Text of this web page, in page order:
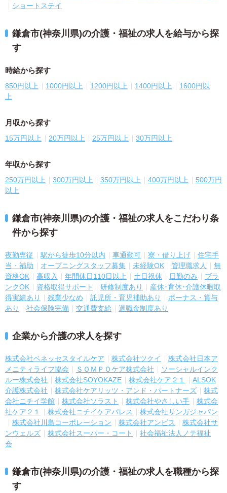
ショートステイ
鎌倉市(神奈川県)の介護・福祉の求人を給与から探
す
時給から探す
850円以上 1000円以上 1200円以上 1400円以上
1600円以
上
月収から探す
15万円以上 20万円以上 25万円以上 30万円以上
年収から探す
250万円以上 300万円以上 350万円以上 400万円以上
500万円
以上
鎌倉市(神奈川県)の介護・福祉の求人をこだわり条
件から探す
夜勤専従 駅から徒歩10分以内 車通勤可 寮・借り上げ
住宅手
当・補助
オープニングスタッフ募集 未経験OK 管理職求人
無
資格OK
高収入 年間休日110日以上 土日祝休 日勤のみ
ブラ
ンクOK
資格取得サポート 研修制度あり
産休･育休･介護休暇取
得実績あり
残業少なめ 託児所・育児補助あり
ボーナス・賞与
あり
社会保険完備 交通費支給 退職金制度あり
企業から介護の求人を探す
株式会社ベネッセスタイルケア 株式会社ツクイ
株式会社日本ア
メニティライフ協会
ＳＯＭＰＯケア株式会社
ソーシャルインク
ルー株式会社
株式会社SOYOKAZE 株式会社ケア２１
ALSOK
介護株式会社
株式会社ケアリッツ・アンド・パートナーズ
株式
会社ニチイ学館
株式会社ソラスト 株式会社やさしい手
株式会
社ケア２１
株式会社ニチイケアパレス
株式会社サンガジャパン
株式会社川島コーポレーション
株式会社アンビス
株式会社サ
ンウェルズ
株式会社スーパー・コート
社会福祉法人ノテ福祉
会
鎌倉市(神奈川県)の介護・福祉の求人を職種から探
す